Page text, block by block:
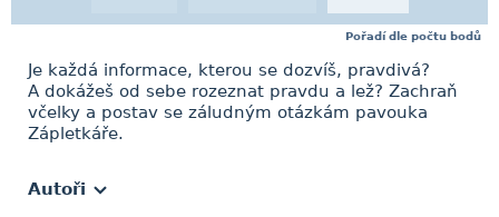
Pořadí dle počtu bodů
Je každá informace, kterou se dozvíš, pravdivá?
A dokážeš od sebe rozeznat pravdu a lež? Zachraň
včelky a postav se záludným otázkám pavouka
Zápletkáře.
Autoři